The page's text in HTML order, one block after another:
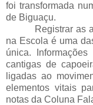
foi transformada
de Biguaçu.
Registrar as
na Escola é uma
única.
cantigas de
ligadas ao
elementos vitais
notas da Coluna